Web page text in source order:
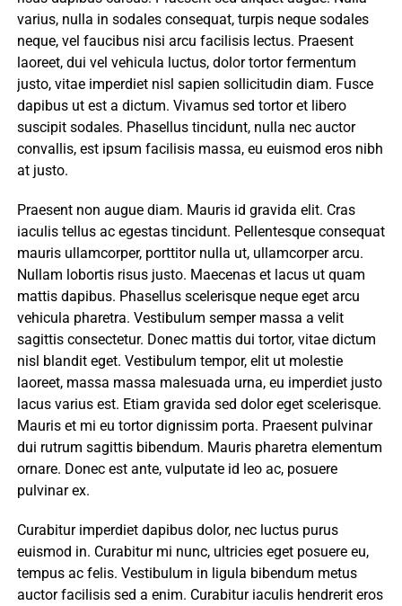
varius, nulla in sodales consequat, turpis neque sodales
neque, vel faucibus nisi arcu facilisis lectus. Praesent
laoreet, dui vel vehicula luctus, dolor tortor fermentum
justo, vitae imperdiet nisl sapien sollicitudin diam. Fusce
dapibus ut est a dictum. Vivamus sed tortor et libero
suscipit sodales. Phasellus tincidunt, nulla nec auctor
convallis, est ipsum facilisis massa, eu euismod eros nibh
at justo.
Praesent non augue diam. Mauris id gravida elit. Cras
iaculis tellus ac egestas tincidunt. Pellentesque consequat
mauris ullamcorper, porttitor nulla ut, ullamcorper arcu.
Nullam lobortis risus justo. Maecenas et lacus ut quam
mattis dapibus. Phasellus scelerisque neque eget arcu
vehicula pharetra. Vestibulum semper massa a velit
sagittis consectetur. Donec mattis dui tortor, vitae dictum
nisl blandit eget. Vestibulum tempor, elit ut molestie
laoreet, massa massa malesuada urna, eu imperdiet justo
lacus varius est. Etiam gravida sed dolor eget scelerisque.
Mauris et mi eu tortor dignissim porta. Praesent pulvinar
dui rutrum sagittis bibendum. Mauris pharetra elementum
ornare. Donec est ante, vulputate id leo ac, posuere
pulvinar ex.
Curabitur imperdiet dapibus dolor, nec luctus purus
euismod in. Curabitur mi nunc, ultricies eget posuere eu,
tempus ac felis. Vestibulum in ligula bibendum metus
auctor facilisis sed a enim. Curabitur iaculis hendrerit eros